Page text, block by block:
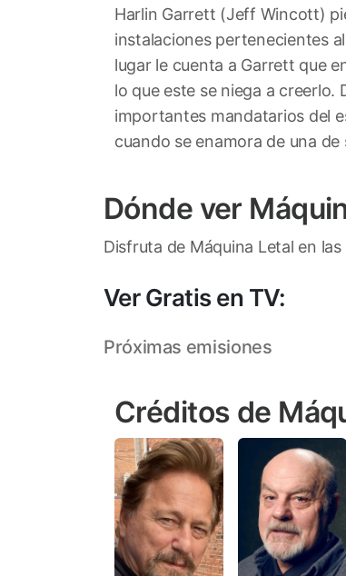
Harlin Garrett (Jeff Wincott)
instalaciones pertenecientes
lugar le cuenta a Garrett que
lo que este se niega a
importantes mandatarios del
cuando se enamora de una de
Dónde ver
Disfruta de Máquina Letal en
Ver Gratis en TV:
Próximas emisiones
Créditos de